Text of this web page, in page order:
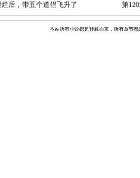
后，带五个道侣飞升了 第
本站所有小说都是转载而来，所有章节